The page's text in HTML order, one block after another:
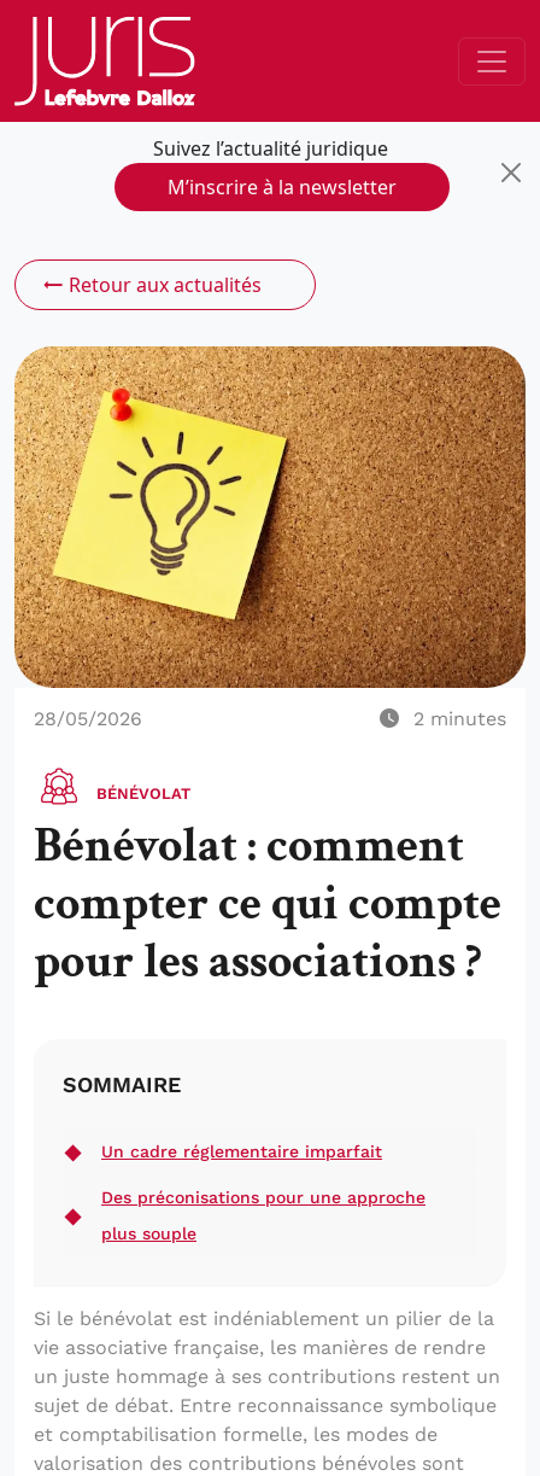
Suivez l’actualité juridique
M’inscrire à la newsletter
Retour aux actualités
28/05/2026 2 minutes
BÉNÉVOLAT
Bénévolat : comment
compter ce qui compte
pour les associations ?
SOMMAIRE
Un cadre réglementaire imparfait
Des préconisations pour une approche
plus souple
Si le bénévolat est indéniablement un pilier de la
vie associative française, les manières de rendre
un juste hommage à ses contributions restent un
sujet de débat. Entre reconnaissance symbolique
et comptabilisation formelle, les modes de
valorisation des contributions bénévoles sont